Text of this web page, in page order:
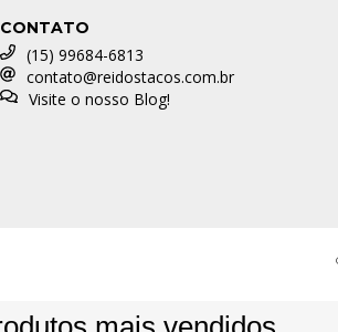
CONTATO
(15) 99684-6813
contato@reidostacos.com.br
Visite o nosso Blog!